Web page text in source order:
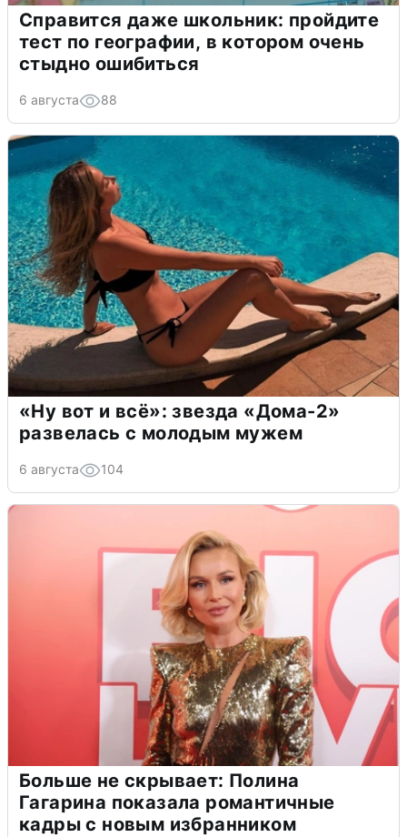
Справится даже школьник: пройдите
тест по географии, в котором очень
стыдно ошибиться
6 августа 88
«Ну вот и всё»: звезда «Дома-2»
развелась с молодым мужем
6 августа 104
Больше не скрывает: Полина
Гагарина показала романтичные
кадры с новым избранником